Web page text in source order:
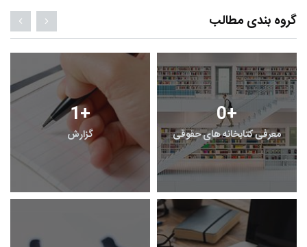
گروه بندی مطالب
1+
گزارش
0+
معرفی کتابخانه های حقوقی